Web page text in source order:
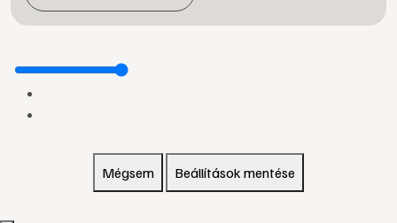
Mégsem Beállítások mentése